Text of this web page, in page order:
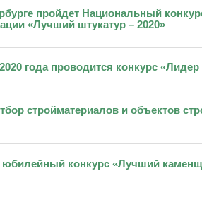
пройдет Национальный
«Лучший штукатур – 2020»
года проводится конкурс «Лидер
стройматериалов и объектов
юбилейный конкурс «Лучший